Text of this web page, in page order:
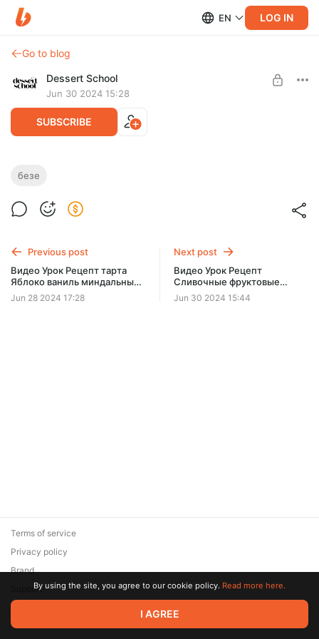
EN LOG IN
Go to blog
Dessert School
Jun 30 2024 15:28
SUBSCRIBE
ВИДЕО-УРОК: Фруктовые безе
Видео урок: Хрустящие белковые печеньки с ярким
вкусов ягод или фруктов. Без красителей и
безе
Previous post
Видео Урок Рецепт тарта
Яблоко ваниль миндальный
франжипан
Jun 28 2024 17:28
Next post
Видео Урок Рецепт
Сливочные фруктовые
ириски
Jun 30 2024 15:44
© 2026 Zaya Solutions Limited. All rights reserved. All trademarks
are the property of their respective owners.
Terms of service
Privacy policy
Brand
SupportBy using the site, you agree to our cookie policy. Read more here.
I AGREE